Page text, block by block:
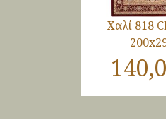
Χαλί 818